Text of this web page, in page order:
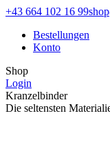
Zum
springen
Facebook
opens
window
Instagram
opens
window
+43 664 102 16 99
Bestellungen
Konto
Shop
Login
Kranzelbinder
Die seltensten